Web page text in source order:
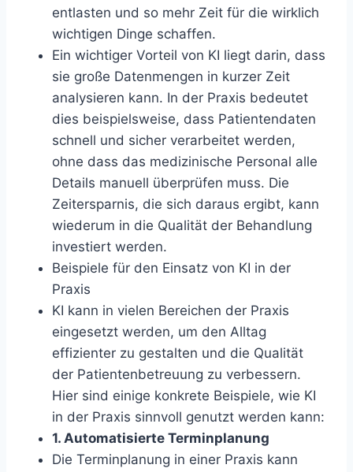
entlasten und so mehr Zeit für die wirklich
wichtigen Dinge schaffen.
Ein wichtiger Vorteil von KI liegt darin, dass
sie große Datenmengen in kurzer Zeit
analysieren kann. In der Praxis bedeutet
dies beispielsweise, dass Patientendaten
schnell und sicher verarbeitet werden,
ohne dass das medizinische Personal alle
Details manuell überprüfen muss. Die
Zeitersparnis, die sich daraus ergibt, kann
wiederum in die Qualität der Behandlung
investiert werden.
Beispiele für den Einsatz von KI in der
Praxis
KI kann in vielen Bereichen der Praxis
eingesetzt werden, um den Alltag
effizienter zu gestalten und die Qualität
der Patientenbetreuung zu verbessern.
Hier sind einige konkrete Beispiele, wie KI
in der Praxis sinnvoll genutzt werden kann:
1. Automatisierte Terminplanung
Die Terminplanung in einer Praxis kann